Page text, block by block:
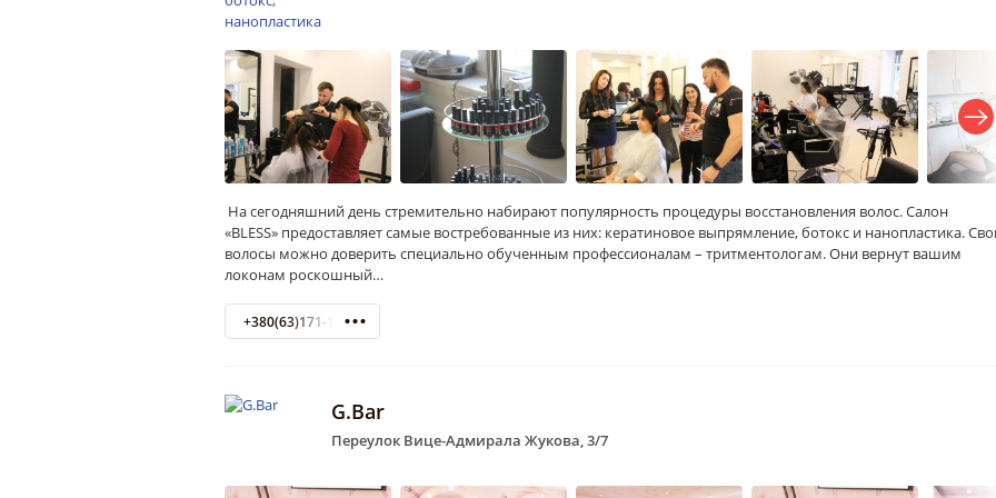
На сегодняшний день стремительно набирают популярность процедуры восстановления волос. Салон
«BLESS» предоставляет самые востребованные из них: кератиновое выпрямление, ботокс и нанопластика.
волосы можно доверить специально обученным профессионалам – тритментологам. Они вернут вашим
локонам роскошный…
+380(63)171-13-13
G.Bar
Переулок Вице-Адмирала Жукова, 3/7